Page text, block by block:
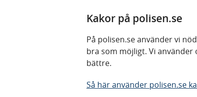
Kakor på polisen.se
På polisen.se använder vi
bra som möjligt. Vi
bättre.
Så här använder polisen.se